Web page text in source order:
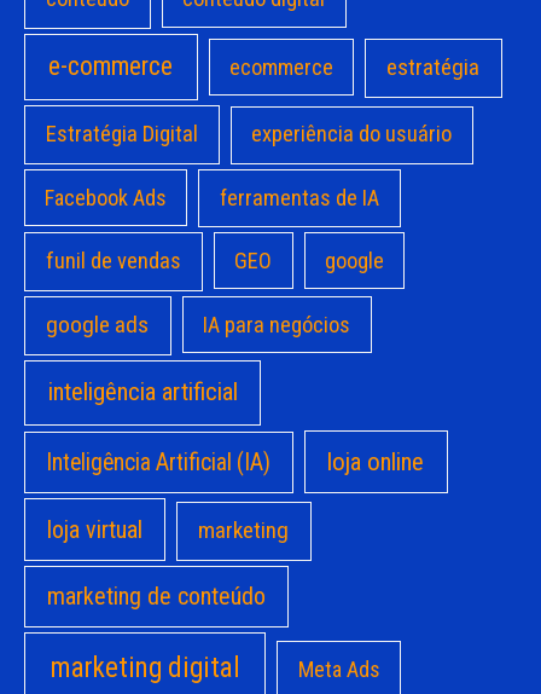
e-commerce ecommerce estratégia
Estratégia Digital experiência do usuário
Facebook Ads ferramentas de IA
funil de vendas GEO google
google ads IA para negócios
inteligência artificial
Inteligência Artificial (IA) loja online
loja virtual marketing
marketing de conteúdo
marketing digital Meta Ads